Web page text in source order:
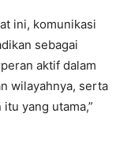
ini, komunikasi
sebagai
aktif dalam
wilayahnya, serta
yang utama,”